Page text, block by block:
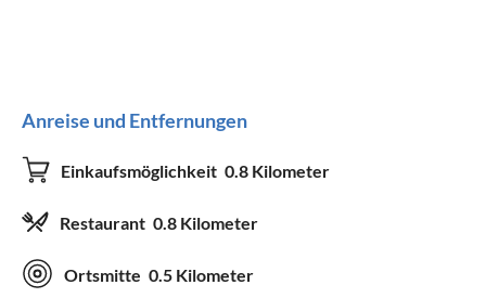
Anreise und Entfernungen
Einkaufsmöglichkeit 0.8 Kilometer
Restaurant 0.8 Kilometer
Ortsmitte 0.5 Kilometer